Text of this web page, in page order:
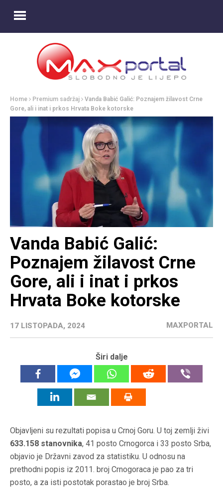
Home Premium sadržaj
Vanda Babić Galić: Poznajem žilavost Crne
Gore, ali i inat i prkos Hrvata Boke kotorske
Vanda Babić Galić:
Poznajem žilavost Crne
Gore, ali i inat i prkos
Hrvata Boke kotorske
17 LISTOPADA, 2024 MAXPORTAL
Širi dalje
Objavljeni su rezultati popisa u Crnoj Goru. U toj zemlji živi
633.158 stanovnika, 41 posto Crnogorca i 33 posto Srba,
objavio je Državni zavod za statistiku. U odnosu na
prethodni popis iz 2011. broj Crnogoraca je pao za tri
posto, a za isti postotak porastao je broj Srba.